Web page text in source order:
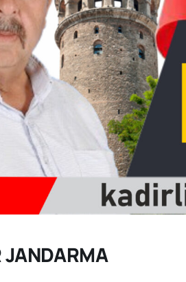
JANDARMA